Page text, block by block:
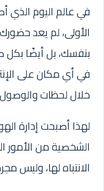
في عالم اليوم الذي
الأولى، لم يعد
بنفسك، بل أيضًا
في أي مكان على
خلال لحظات
لهذا أصبحت إدارة
الشخصية من
الانتباه لها، وليس